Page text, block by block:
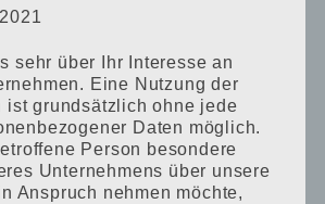
Babywelt
Onlineshop mit süssen
Geschenkideen
sehr über Ihr Interesse an
Eine Nutzung der
ist grundsätzlich ohne jede
Daten möglich.
Person besondere
Unternehmens über unsere
Anspruch nehmen möchte,